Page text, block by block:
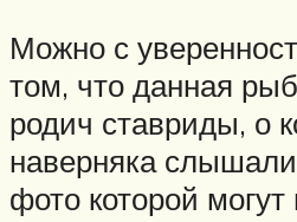
Можно с
том, что данная
родич ставриды, о
наверняка
фото которой могут